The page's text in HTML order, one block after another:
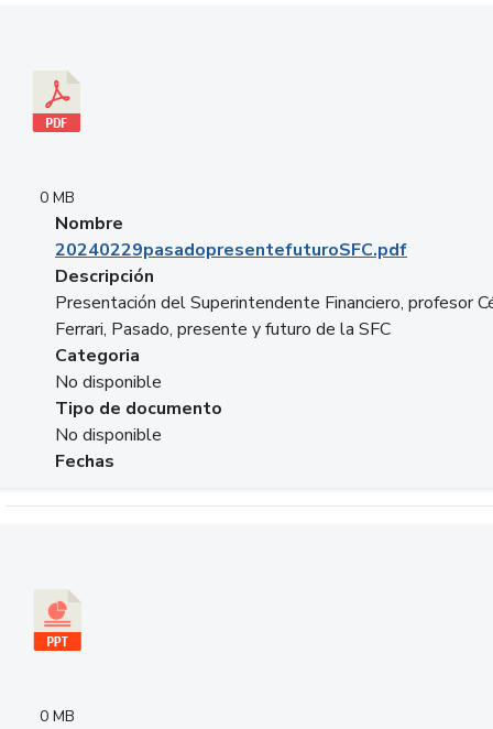
0 MB
Nombre
20240229pasadopresentefuturoSFC.pdf
Descripción
Presentación del Superintendente Financiero, profesor
Ferrari, Pasado, presente y futuro de la SFC
Categoria
No disponible
Tipo de documento
No disponible
Fechas
0 MB